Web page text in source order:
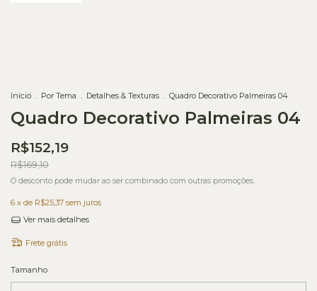
Início . Por Tema . Detalhes & Texturas . Quadro Decorativo Palmeiras 04
Quadro Decorativo Palmeiras 04
R$152,19
R$169,10
O desconto pode mudar ao ser combinado com outras promoções.
6 x de R$25,37 sem juros
Ver mais detalhes
Frete grátis
Tamanho